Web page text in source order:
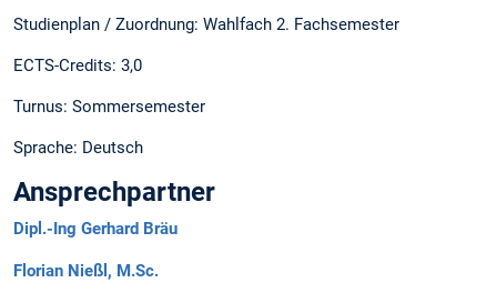
Studienplan / Zuordnung: Wahlfach 2. Fachsemester
ECTS-Credits: 3,0
Turnus: Sommersemester
Sprache: Deutsch
Ansprechpartner
Dipl.-Ing Gerhard Bräu
Florian Nießl, M.Sc.